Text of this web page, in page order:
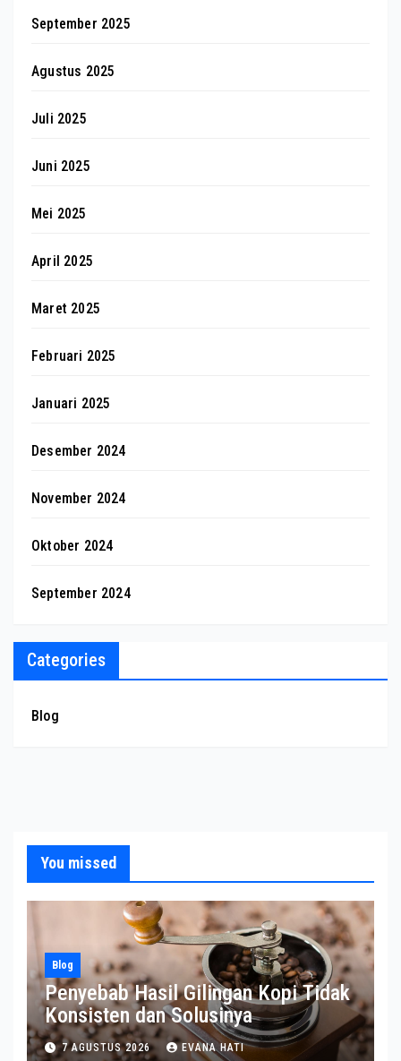
September 2025
Agustus 2025
Juli 2025
Juni 2025
Mei 2025
April 2025
Maret 2025
Februari 2025
Januari 2025
Desember 2024
November 2024
Oktober 2024
September 2024
Categories
Blog
You missed
Blog
Penyebab Hasil Gilingan Kopi Tidak
Konsisten dan Solusinya
7 AGUSTUS 2026 EVANA HATI